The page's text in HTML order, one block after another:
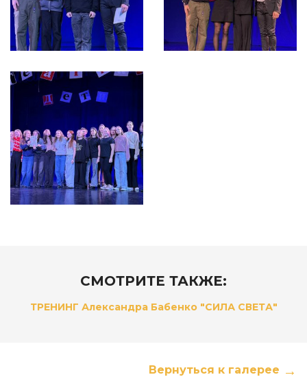
СМОТРИТЕ ТАКЖЕ:
ТРЕНИНГ Александра Бабенко "СИЛА СВЕТА"
Вернуться к галерее